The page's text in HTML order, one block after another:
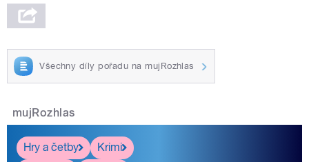
Všechny díly pořadu na mujRozhlas
mujRozhlas
Hry a četby
Krimi